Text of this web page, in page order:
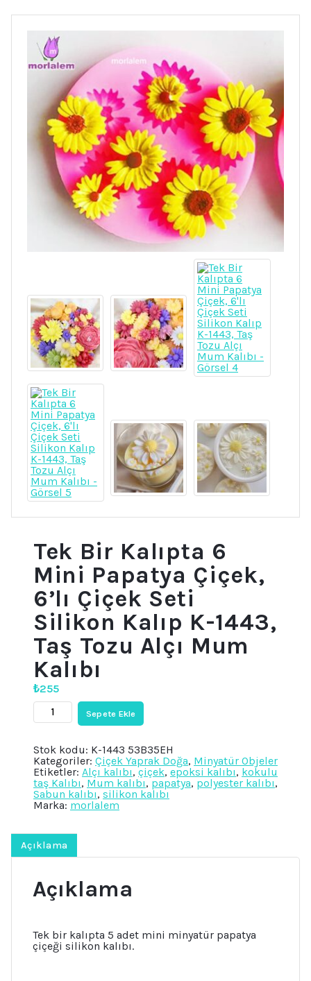
Tek Bir Kalıpta 6
Mini Papatya Çiçek,
6’lı Çiçek Seti
Silikon Kalıp K-1443,
Taş Tozu Alçı Mum
Kalıbı
₺255
Tek
Mini
Papatya
Çiçek,
6'lı
Çiçek
Seti
K-
1443,
Taş
Alçı
Mum
Kalıbı
Sepete Ekle
Stok kodu: K-1443 53B35EH
Kategoriler: Çiçek Yaprak Doğa, Minyatür Objeler
Etiketler: Alçı kalıbı,çiçek, epoksi kalıbı, kokulu
taş Kalıbı, Mum kalıbı, papatya, polyester kalıbı,
Sabun kalıbı, silikon kalıbı
Marka: morlalem
Açıklama
Açıklama
Tek bir kalıpta 5 adet mini minyatür papatya
çiçeği silikon kalıbı.